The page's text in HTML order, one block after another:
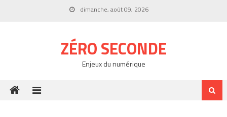
dimanche, août 09, 2026
ZÉRO SECONDE
Enjeux du numérique